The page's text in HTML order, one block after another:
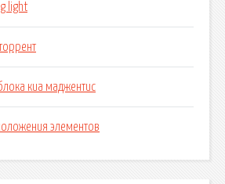
light
киа маджентис
элементов